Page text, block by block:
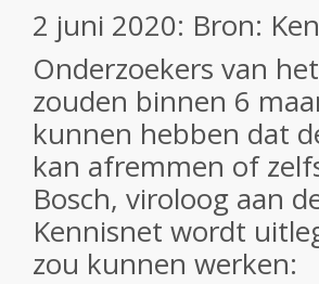
2 juni 2020: Bron:
Onderzoekers van
zouden binnen 6
kunnen hebben dat
kan afremmen of
Bosch, viroloog aan
Kennisnet wordt
zou kunnen werken: